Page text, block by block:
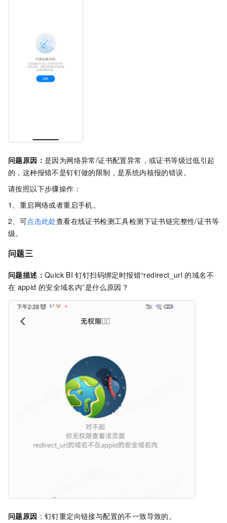
问题原因： 是因为网络异常/证书配置异常，或证书等级过低引起
的，这种报错不是钉钉做的限制，是系统内核报的错误。
请按照以下步骤操作：
1、重启网络或者重启手机。
2、可点击此处查看在线证书检测工具检测下证书链完整性/证书等
级。
问题三
问题描述： Quick BI 钉钉扫码绑定时报错“redirect_url 的域名不
在 appid 的安全域名内”是什么原因？
问题原因 ：钉钉重定向链接与配置的不一致导致的。